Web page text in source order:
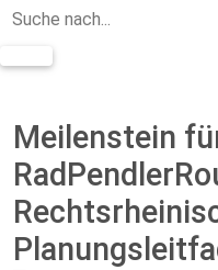
Zum Hauptinhalt springen
Meilenstein